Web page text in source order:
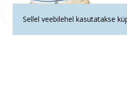
Sellel veebilehel kasutatakse